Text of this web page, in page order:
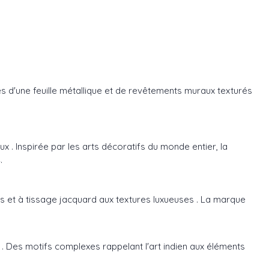
d'une feuille métallique et de revêtements muraux texturés
. Inspirée par les arts décoratifs du monde entier, la
à tissage jacquard aux textures luxueuses . La marque
motifs complexes rappelant l'art indien aux éléments